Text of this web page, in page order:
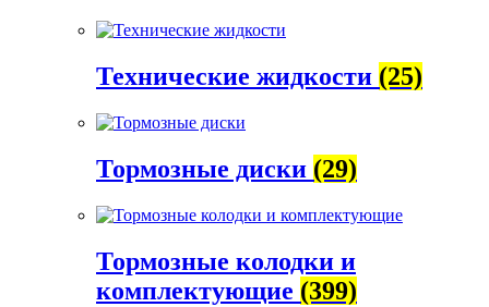
Технические жидкости (25)
Тормозные диски (29)
Тормозные колодки и
комплектующие (399)